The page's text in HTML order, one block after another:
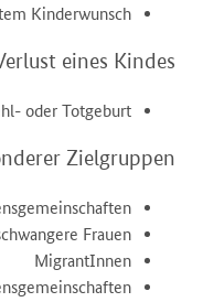
Kinderwunsch
eines Kindes
oder Totgeburt
Zielgruppen
Frauen
MigrantInnen